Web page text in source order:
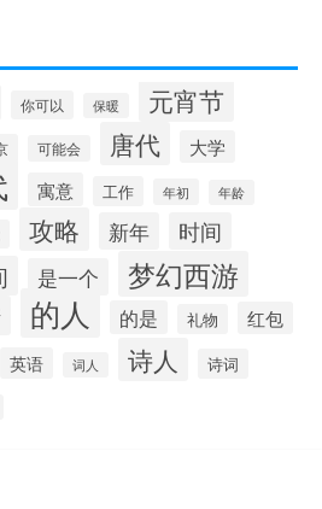
你可以 保暖 元宵节
可能会 唐代
大学
寓意 工作 年初 年龄
攻略 新年 时间
是一个 梦幻西游
的人 的是 礼物 红包
英语 词人 诗人 诗词